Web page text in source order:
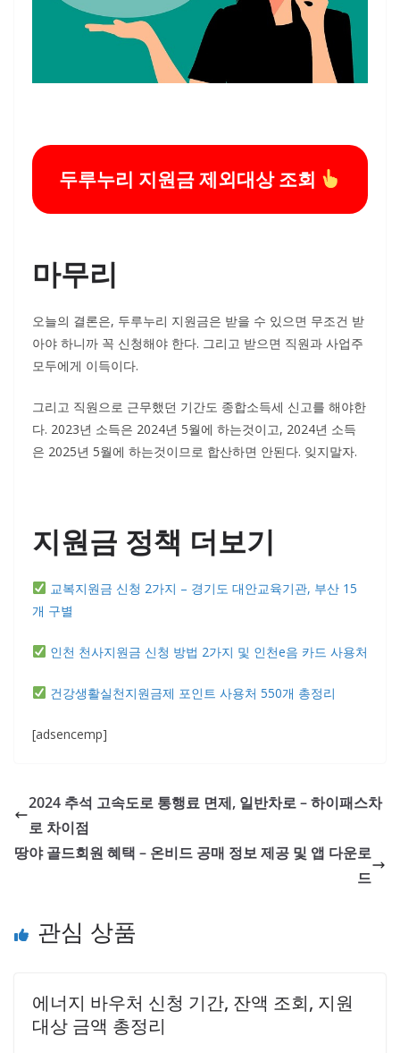
두루누리 지원금 제외대상 조회
마무리
오늘의 결론은, 두루누리 지원금은 받을 수 있으면 무조건 받
아야 하니까 꼭 신청해야 한다. 그리고 받으면 직원과 사업주
모두에게 이득이다.
그리고 직원으로 근무했던 기간도 종합소득세 신고를 해야한
다. 2023년 소득은 2024년 5월에 하는것이고, 2024년 소득
은 2025년 5월에 하는것이므로 합산하면 안된다. 잊지말자.
지원금 정책 더보기
교복지원금 신청 2가지 – 경기도 대안교육기관, 부산 15
개 구별
인천 천사지원금 신청 방법 2가지 및 인천e음 카드 사용처
건강생활실천지원금제 포인트 사용처 550개 총정리
[adsencemp]
2024 추석 고속도로 통행료 면제, 일반차로 – 하이패스차
로 차이점
땅야 골드회원 혜택 – 온비드 공매 정보 제공 및 앱 다운로
드
관심 상품
에너지 바우처 신청 기간, 잔액 조회, 지원
대상 금액 총정리